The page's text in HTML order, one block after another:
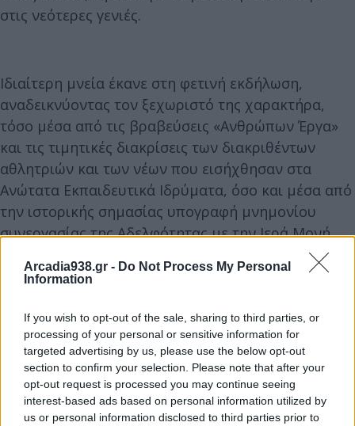
Arcadia938.gr - Do Not Process My Personal
Information
If you wish to opt-out of the sale, sharing to third parties, or
processing of your personal or sensitive information for
targeted advertising by us, please use the below opt-out
section to confirm your selection. Please note that after your
opt-out request is processed you may continue seeing
interest-based ads based on personal information utilized by
us or personal information disclosed to third parties prior to
στις νεότερες γενιές.
Ιδιαίτερη μνεία έκανε στη φετινή εκδήλωση,
αναδεικνύοντας τον ξεχωριστό της χαρακτήρα,
τόσο μέσα από τις βραβεύσεις «Ανθρώπων Έργα»
και τις τιμητικές διακρίσεις των διακριθέντων
αθλητριών και των νέων που εισήχθησαν στα
Ανώτατα Εκπαιδευτικά Ιδρύματα, όσο και μέσα από
την ιστορικής σημασίας υπογραφή μνημονίου
συνεργασίας της Αδελφότητας με την Ιερά Μονή